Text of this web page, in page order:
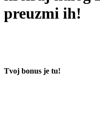
preuzmi ih!
Tvoj bonus je tu!